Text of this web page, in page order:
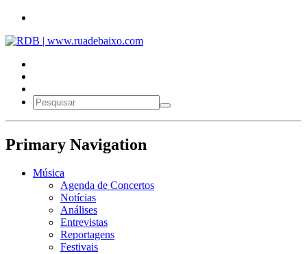
Primary Navigation
Música
Agenda de Concertos
Notícias
Análises
Entrevistas
Reportagens
Festivais